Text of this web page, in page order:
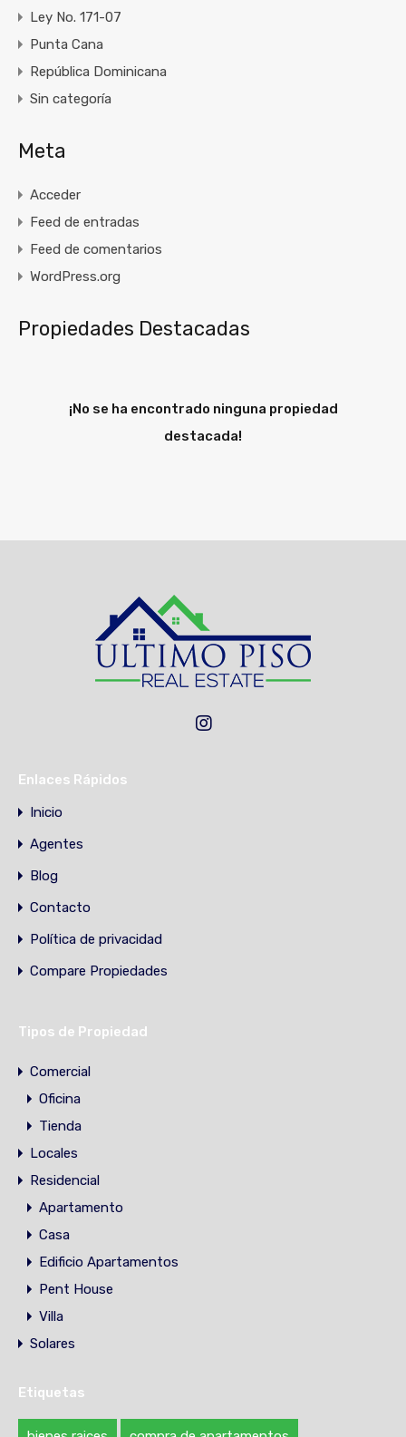
Ley No. 171-07
Punta Cana
República Dominicana
Sin categoría
Meta
Acceder
Feed de entradas
Feed de comentarios
WordPress.org
Propiedades Destacadas
¡No se ha encontrado ninguna propiedad
destacada!
Enlaces Rápidos
Inicio
Agentes
Blog
Contacto
Política de privacidad
Compare Propiedades
Tipos de Propiedad
Comercial
Oficina
Tienda
Locales
Residencial
Apartamento
Casa
Edificio Apartamentos
Pent House
Villa
Solares
Etiquetas